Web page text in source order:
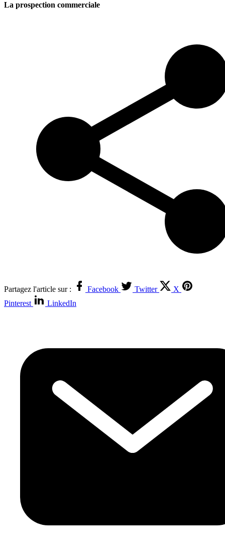
La prospection commerciale
Partagez l'article sur : Facebook Twitter
X
Pinterest
LinkedIn